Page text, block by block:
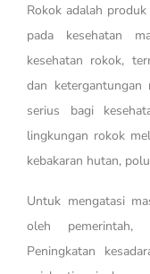
Rokok adalah
pada kesehatan
kesehatan rokok,
dan ketergantungan
serius bagi
lingkungan rokok
kebakaran hutan,
Untuk mengatasi
oleh pemerintah,
Peningkatan